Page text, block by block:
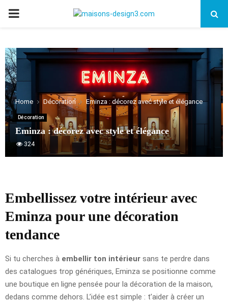
PRIMARY
Home Décoration Eminza : décorez avec style et élégance
Décoration
Eminza : décorez avec style et élégance
324
Embellissez votre intérieur avec
Eminza pour une décoration
tendance
Si tu cherches à embellir ton intérieur sans te perdre dans
des catalogues trop génériques, Eminza se positionne comme
une boutique en ligne pensée pour la décoration de la maison,
dedans comme dehors. L’idée est simple : t’aider à créer un